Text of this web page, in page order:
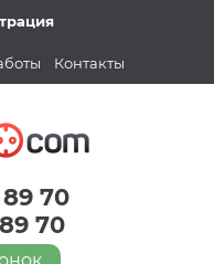
Контакты
70
70